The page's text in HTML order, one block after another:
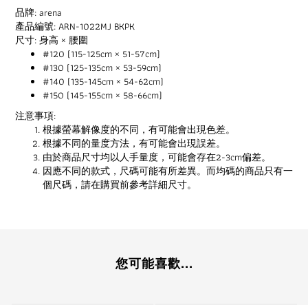
品牌: arena
產品編號: ARN-1022MJ BKPK
尺寸: 身高 × 腰圍
#120 (115-125cm × 51-57cm)
#130 (125-135cm × 53-59cm)
#140 (135-145cm × 54-62cm)
#150 (145-155cm × 58-66cm)
注意事項:
根據螢幕解像度的不同，有可能會出現色差。
根據不同的量度方法，有可能會出現誤差。
由於商品尺寸均以人手量度，可能會存在2-3cm偏差。
因應不同的款式，尺碼可能有所差異。而均碼的商品只有一
個尺碼，請在購買前參考詳細尺寸。
您可能喜歡...